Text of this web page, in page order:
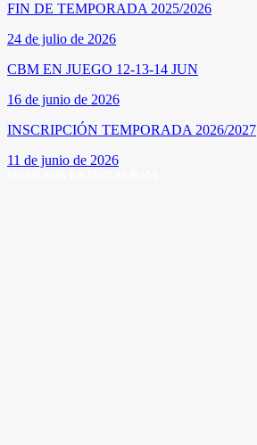
FIN DE TEMPORADA 2025/2026
24 de julio de 2026
CBM EN JUEGO 12-13-14 JUN
16 de junio de 2026
INSCRIPCIÓN TEMPORADA 2026/2027
11 de junio de 2026